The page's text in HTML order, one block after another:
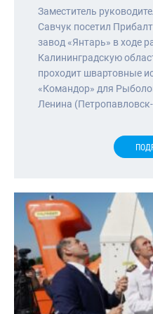
Заместитель
Савчук посетил
завод «Янтарь» в ходе
Калининградскую
проходит швартовные
«Командор» для
Ленина